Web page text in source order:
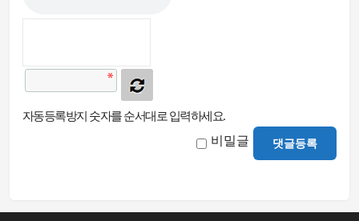
자동등록방지 숫자를 순서대로 입력하세요.
비밀글 댓글등록